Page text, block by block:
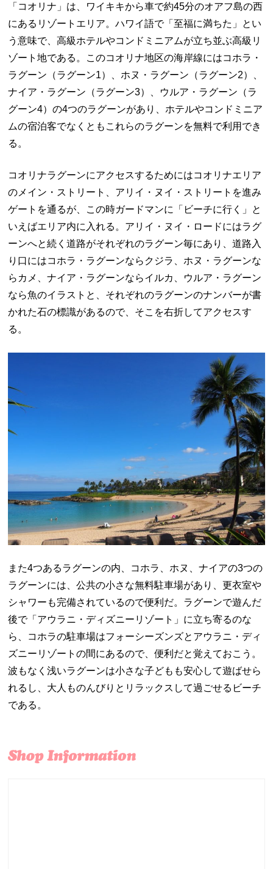
「コオリナ」は、ワイキキから車で約45分のオアフ島の西
にあるリゾートエリア。ハワイ語で「至福に満ちた」とい
う意味で、高級ホテルやコンドミニアムが立ち並ぶ高級リ
ゾート地である。このコオリナ地区の海岸線にはコホラ・
ラグーン（ラグーン1）、ホヌ・ラグーン（ラグーン2）、
ナイア・ラグーン（ラグーン3）、ウルア・ラグーン（ラ
グーン4）の4つのラグーンがあり、ホテルやコンドミニア
ムの宿泊客でなくともこれらのラグーンを無料で利用でき
る。
コオリナラグーンにアクセスするためにはコオリナエリア
のメイン・ストリート、アリイ・ヌイ・ストリートを進み
ゲートを通るが、この時ガードマンに「ビーチに行く」と
いえばエリア内に入れる。アリイ・ヌイ・ロードにはラグ
ーンへと続く道路がそれぞれのラグーン毎にあり、道路入
り口にはコホラ・ラグーンならクジラ、ホヌ・ラグーンな
らカメ、ナイア・ラグーンならイルカ、ウルア・ラグーン
なら魚のイラストと、それぞれのラグーンのナンバーが書
かれた石の標識があるので、そこを右折してアクセスす
る。
また4つあるラグーンの内、コホラ、ホヌ、ナイアの3つの
ラグーンには、公共の小さな無料駐車場があり、更衣室や
シャワーも完備されているので便利だ。ラグーンで遊んだ
後で「アウラニ・ディズニーリゾート」に立ち寄るのな
ら、コホラの駐車場はフォーシーズンズとアウラニ・ディ
ズニーリゾートの間にあるので、便利だと覚えておこう。
波もなく浅いラグーンは小さな子どもも安心して遊ばせら
れるし、大人ものんびりとリラックスして過ごせるビーチ
である。